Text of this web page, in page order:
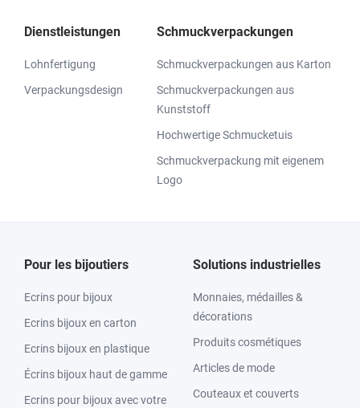
Dienstleistungen
Lohnfertigung
Verpackungsdesign
Schmuckverpackungen
Schmuckverpackungen aus Karton
Schmuckverpackungen aus
Kunststoff
Hochwertige Schmucketuis
Schmuckverpackung mit eigenem
Logo
Pour les bijoutiers
Ecrins pour bijoux
Ecrins bijoux en carton
Ecrins bijoux en plastique
Écrins bijoux haut de gamme
Ecrins pour bijoux avec votre
Solutions industrielles
Monnaies, médailles &
décorations
Produits cosmétiques
Articles de mode
Couteaux et couverts